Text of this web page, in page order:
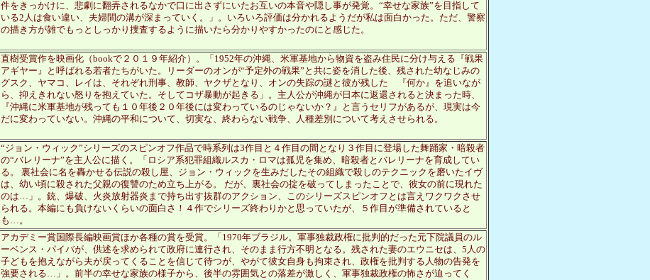
件をきっかけに、悲劇に翻弄されるなかで口に出さずにいたお互いの本音や隠し事が発覚。“幸せな家族”を目指して
いる2人は食い違い、夫婦間の溝が深まっていく。」。いろいろ評価は分かれるようだが私は面白かった。ただ、警察
の描き方が雑でもっとしっかり捜査するように描いたら分かりやすかったのにと感じた。
直樹受賞作を映画化（bookで２０１９年紹介）。「1952年の沖縄、米軍基地から物資を盗み住民に分け与える『戦果
アギヤー』と呼ばれる若者たちがいた。リーダーのオンが“予定外の戦果”と共に姿を消した後、残された幼なじみの
グスク、ヤマコ、レイは、それぞれ刑事、教師、ヤクザとなり、オンの失踪の謎と彼が残した 『何か』を追いなが
ら、抑えきれない怒りを抱えていた。そしてコザ暴動が起きる」。主人公が沖縄が日本に返還されると決まった時、
『沖縄に米軍基地が残っても１０年後２０年後には変わっているのじゃないか？』と言うセリフがあるが、現実は今
だに変わっていない。沖縄の平和について、切実な、終わらない戦争、人種差別について考えさせられる。
“ジョン・ウィック”シリーズのスピンオフ作品で時系列は3作目と４作目の間となり３作目に登場した舞踊家・暗殺者
の“バレリーナ”を主人公に描く。「ロシア系犯罪組織ルスカ・ロマは孤児を集め、暗殺者とバレリーナを育成してい
る。 裏社会に名を轟かせる伝説の殺し屋、ジョン・ウィックを生みだしたその組織で殺しのテクニックを磨いたイヴ
は、幼い頃に殺された父親の復讐のため立ち上がる。 だが、裏社会の掟を破ってしまったことで、彼女の前に現れた
のは…」。銃、爆破、火炎放射器炎まで持ち出す抜群のアクション、このシリーズスピンオフとは言えワクワクさせ
られる。本編にも負けないくらいの面白さ！４作でシリーズ終わりかと思っていたが、５作目が準備されていると
も…。
アカデミー賞国際長編映画賞ほか各種の賞を受賞。「1970年ブラジル。軍事独裁政権に批判的だった元下院議員のル
ーベンス・パイバが、供述を求められて政府に連行され、そのまま行方不明となる。残された妻のエウニセは、5人の
子どもを抱えながら夫が戻ってくることを信じて待つが、やがて彼女自身も拘束され、政権を批判する人物の告発を
強要される…」。前半の幸せな家族の様子から、後半の雰囲気との落差が激しく、軍事独裁政権の怖さが迫ってく